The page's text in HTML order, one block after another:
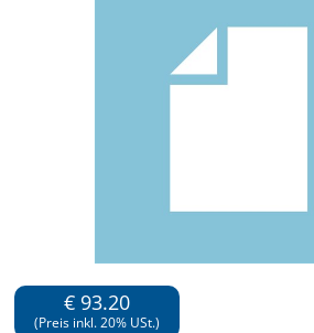
€ 93.20
(Preis inkl. 20% USt.)